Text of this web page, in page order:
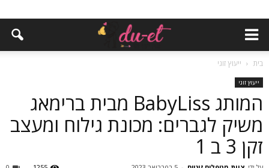
בית ייעוץ זוגי
ייעוץ זוגי
המותג BabyLiss מבית ברימאג
משיק לגברים: מכונת גילוח ומעצב
זקן 3 ב 1